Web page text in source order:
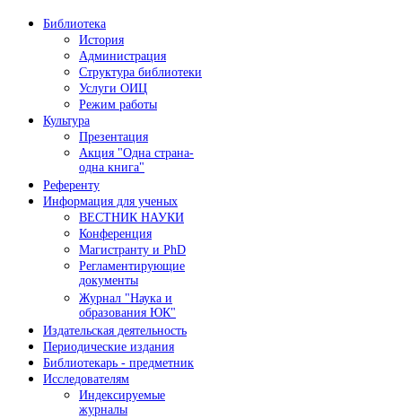
Библиотека
История
Администрация
Структура библиотеки
Услуги ОИЦ
Режим работы
Культура
Презентация
Акция "Одна страна-
одна книга"
Референту
Информация для ученых
ВЕСТНИК НАУКИ
Конференция
Магистранту и PhD
Регламентирующие
документы
Журнал "Наука и
образования ЮК"
Издательская деятельность
Периодические издания
Библиотекарь - предметник
Исследователям
Индексируемые
журналы